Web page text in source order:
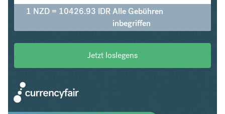
1 NZD = 10426.93 IDRAlle Gebühren
inbegriffen
Jetzt loslegens